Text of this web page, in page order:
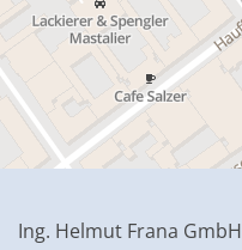
Ing. Helmut Frana GmbH